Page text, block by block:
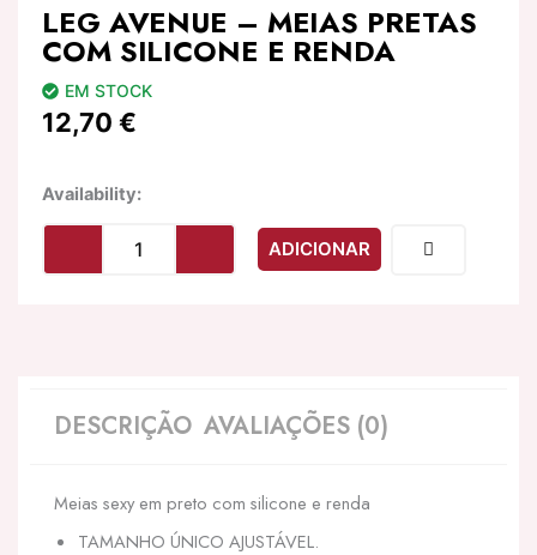
LEG AVENUE – MEIAS PRETAS
COM SILICONE E RENDA
EM STOCK
12,70 €
Availability:Quantidade
AVENUE
RENDA
ADICIONAR
DESCRIÇÃO AVALIAÇÕES (0)
Meias sexy em preto com silicone e renda
TAMANHO ÚNICO AJUSTÁVEL.